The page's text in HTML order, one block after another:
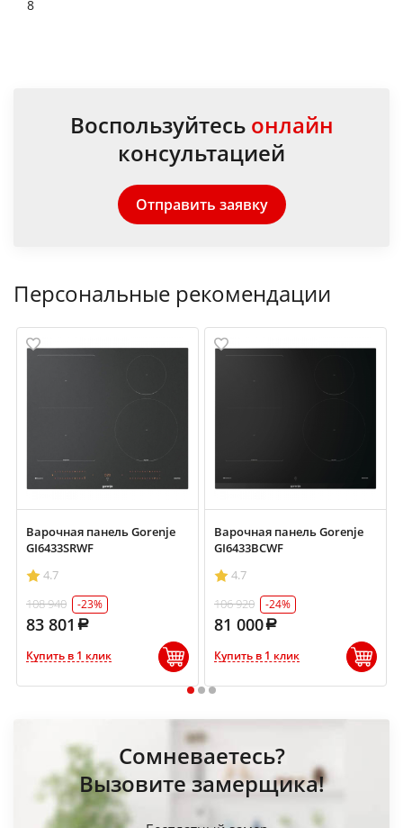
8
Воспользуйтесь онлайн
консультацией
Отправить заявку
Персональные рекомендации
Варочная панель Gorenje
GI6433SRWF
4.7
108 940
-23%
83 801
Купить в 1 клик
Варочная панель Gorenje
GI6433BCWF
4.7
106 920
-24%
81 000
Купить в 1 клик
1 2 3
Сомневаетесь?
Вызовите замерщика!